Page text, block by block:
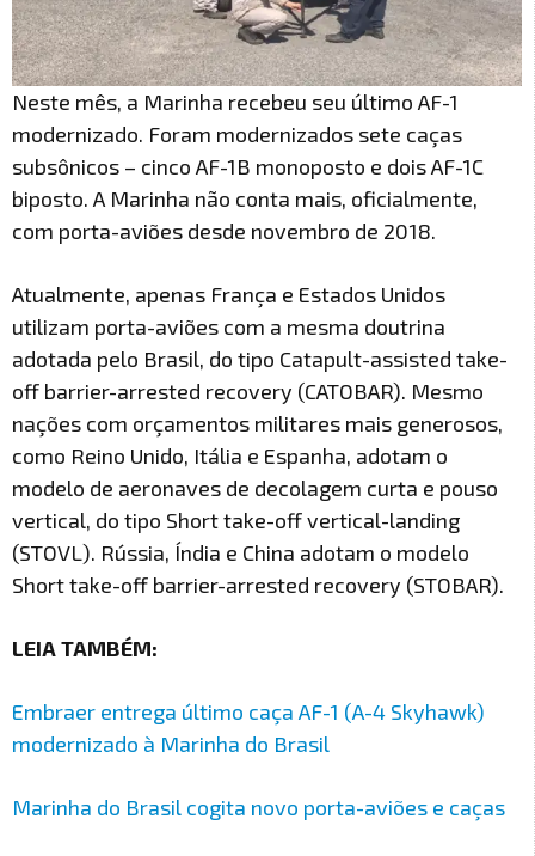
Neste mês, a Marinha recebeu seu último AF-1
modernizado. Foram modernizados sete caças
subsônicos – cinco AF-1B monoposto e dois AF-1C
biposto. A Marinha não conta mais, oficialmente,
com porta-aviões desde novembro de 2018.
Atualmente, apenas França e Estados Unidos
utilizam porta-aviões com a mesma doutrina
adotada pelo Brasil, do tipo Catapult-assisted take-
off barrier-arrested recovery (CATOBAR). Mesmo
nações com orçamentos militares mais generosos,
como Reino Unido, Itália e Espanha, adotam o
modelo de aeronaves de decolagem curta e pouso
vertical, do tipo Short take-off vertical-landing
(STOVL). Rússia, Índia e China adotam o modelo
Short take-off barrier-arrested recovery (STOBAR).
LEIA TAMBÉM:
Embraer entrega último caça AF-1 (A-4 Skyhawk)
modernizado à Marinha do Brasil
Marinha do Brasil cogita novo porta-aviões e caças